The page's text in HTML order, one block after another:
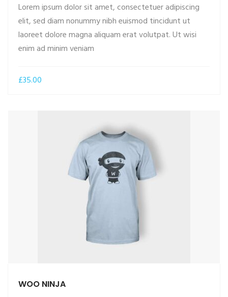
Lorem ipsum dolor sit amet, consectetuer adipiscing
elit, sed diam nonummy nibh euismod tincidunt ut
laoreet dolore magna aliquam erat volutpat. Ut wisi
enim ad minim veniam
£35.00
ADD TO CART
WOO NINJA